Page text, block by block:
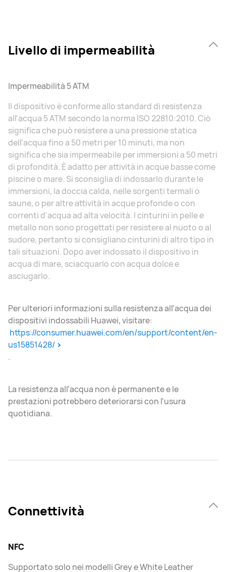
Livello di impermeabilità
Impermeabilità 5 ATM
Il dispositivo è conforme allo standard di resistenza
all'acqua 5 ATM secondo la norma ISO 22810:2010. Ciò
significa che può resistere a una pressione statica
dell'acqua fino a 50 metri per 10 minuti, ma non
significa che sia impermeabile per immersioni a 50 metri
di profondità. È adatto per attività in acque basse come
piscine o mare. Si sconsiglia di indossarlo durante le
immersioni, la doccia calda, nelle sorgenti termali o
saune, o per altre attività in acque profonde o con
correnti d'acqua ad alta velocità. I cinturini in pelle e
metallo non sono progettati per resistere al nuoto o al
sudore, pertanto si consigliano cinturini di altro tipo in
tali situazioni. Dopo aver indossato il dispositivo in
acqua di mare, sciacquarlo con acqua dolce e
asciugarlo.
Per ulteriori informazioni sulla resistenza all'acqua dei
dispositivi indossabili Huawei, visitare:
https://consumer.huawei.com/en/support/content/en-
us15851428/
.
La resistenza all'acqua non è permanente e le
prestazioni potrebbero deteriorarsi con l'usura
quotidiana.
Connettività
NFC
Supportato solo nei modelli Grey e White Leather